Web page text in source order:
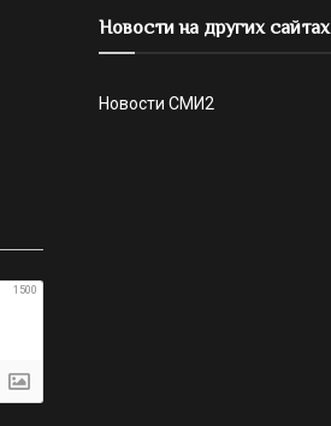
1500
Новости на других сайтах
Новости СМИ2